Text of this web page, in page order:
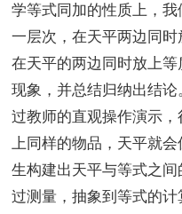
学等式同加的性质上，
一层次，在天平两边同时
在天平的两边同时放上
现象，并总结归纳出结
过教师的直观操作演示
上同样的物品，天平就
生构建出天平与等式之
过测量，抽象到等式的